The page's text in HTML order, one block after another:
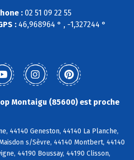
: 02 51 09 22 55
:46,968964 ° , -1,327244 °
Montaigu (85600) est proche
44140 Geneston, 44140 La Planche,
s/Sèvre, 44140 Montbert, 44140
44190 Boussay, 44190 Clisson,